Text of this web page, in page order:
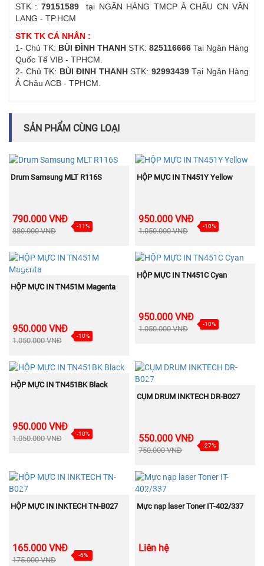
STK : 79151589tại NGÂN HÀNG TMCP Á CHÂU CN VĂN
LANG - TP.HCM
STK TK CÁ NHÂN :
1- Chủ TK: BÙI ĐÌNH THANH STK: 825116666 Tai Ngân Hàng
Quốc Tế VIB - TPHCM.
2- Chủ TK: BÙI ĐINH THANHSTK: 92993439Tại Ngân Hàng
Á Châu ACB - TPHCM.
SẢN PHẨM CÙNG LOẠI
MUA NGAY
Drum Samsung MLT R116S
790.000 VNĐ
880.000 VNĐ
-11%
NEW
MUA NGAY
HỘP MỰC IN TN451Y Yellow
950.000 VNĐ
1.050.000 VNĐ
-10%
NEW
MUA NGAY
HỘP MỰC IN TN451M Magenta
950.000 VNĐ
1.050.000 VNĐ
-10%
NEW
MUA NGAY
HỘP MỰC IN TN451C Cyan
950.000 VNĐ
1.050.000 VNĐ
-10%
NEW
MUA NGAY
HỘP MỰC IN TN451BK Black
950.000 VNĐ
1.050.000 VNĐ
-10%
NEW
MUA NGAY
CỤM DRUM INKTECH DR-B027
550.000 VNĐ
750.000 VNĐ
-27%
NEW
MUA NGAY
HỘP MỰC IN INKTECH TN-B027
165.000 VNĐ
175.000 VNĐ
-6%
BÁN
CHẠY
MUA NGAY
Mực nạp laser Toner IT-402/337
Liên hệ